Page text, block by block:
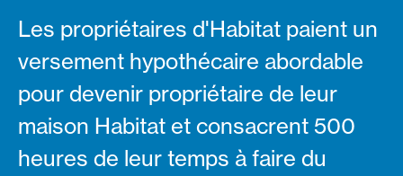
Les propriétaires d'Habitat paient un
versement hypothécaire abordable
pour devenir propriétaire de leur
maison Habitat et consacrent 500
heures de leur temps à faire du